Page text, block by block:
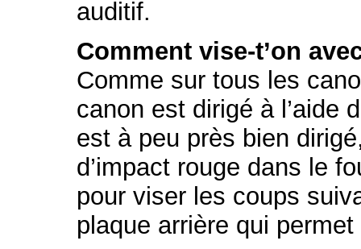
auditif.
Comment vise-t’on
Comme sur tous les
canon est dirigé à l’aide
est à peu près bien
d’impact rouge dans le
pour viser les coups
plaque arrière qui